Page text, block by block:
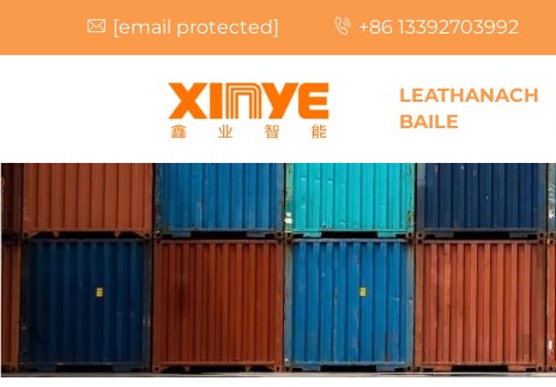
[email protected] +86 13392703992
LEATHANACH
BAILE